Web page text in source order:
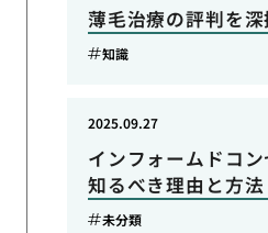
薄毛治療の評判を
知識
インフォームドコ
知るべき理由と方法
2025.09.27
未分類